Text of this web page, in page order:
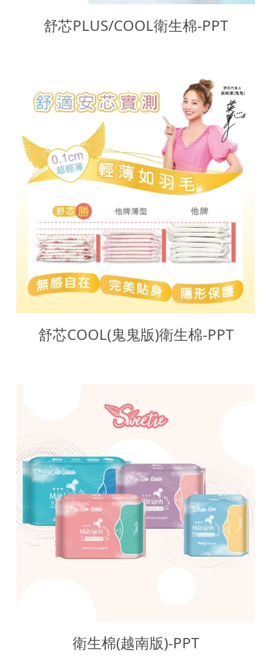
舒芯PLUS/COOL衛生棉-PPT
舒芯COOL(鬼鬼版)衛生棉-PPT
衛生棉(越南版)-PPT